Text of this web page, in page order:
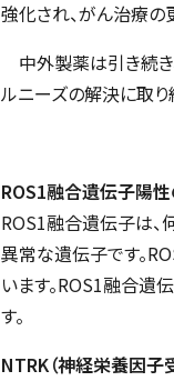
強化され、がん治療の
中外製薬は引き続き
ルニーズの解決に取り
ROS1融合遺伝子陽
ROS1融合遺伝子は、
異常な遺伝子です。
います。ROS1融合遺
す。
NTRK（神経栄養因子